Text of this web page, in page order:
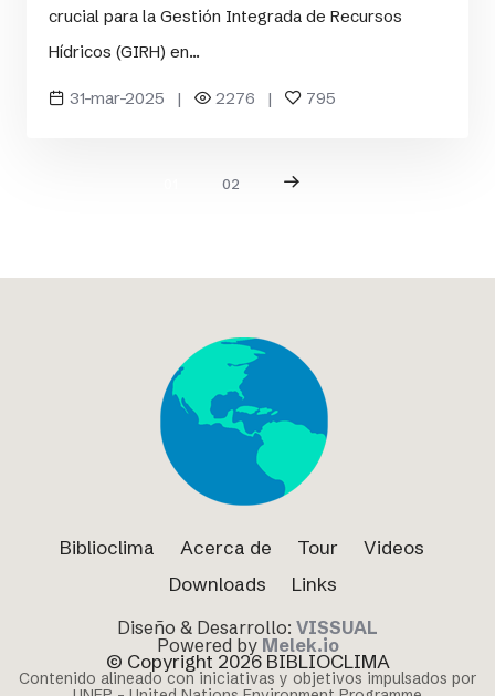
crucial para la Gestión Integrada de Recursos
Hídricos (GIRH) en...
31-mar-2025 | 2276 | 795
02
© Copyright 2026 BIBLIOCLIMA
Contenido alineado con iniciativas y objetivos impulsados por
Biblioclima Acerca de Tour
Videos
Downloads
Links
Diseño & Desarrollo: VISSUAL
Powered by Melek.io